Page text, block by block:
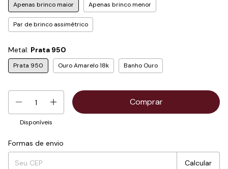
Apenas brinco maior Apenas brinco menor
Par de brinco assimétrico
Metal: Prata 950
Prata 950 Ouro Amarelo 18k Banho Ouro
Disponíveis
Entregas para o CEP:
Formas de envio
Calcular